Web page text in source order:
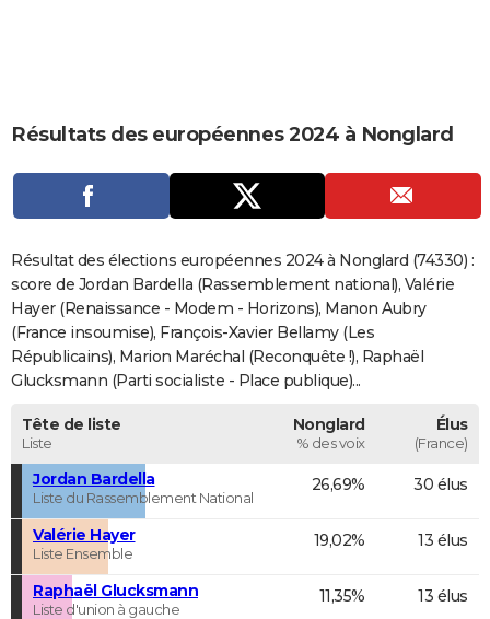
Carte de Noël
Carte Bonne année
Carte Saint-Valentin
Carte Pâques
Carte d'anniversaire
DICTIONNAIRE
COPAINS D'AVANT
S'inscrire
Se connecter
Lycées
Collèges
Primaires
Universités
Entreprises
Service militaire
Avis de recherche
AVIS DE DÉCÈS
FORUM
Bricolage
Lifestyle
Culture
Sport
Auto
Television
Voyage
Cinema
Résultats des européennes 2024 à Nonglard
Résultat des élections européennes 2024 à Nonglard (74330) :
score de Jordan Bardella (Rassemblement national), Valérie
Hayer (Renaissance - Modem - Horizons), Manon Aubry
(France insoumise), François-Xavier Bellamy (Les
Républicains), Marion Maréchal (Reconquête !), Raphaël
Glucksmann (Parti socialiste - Place publique)...
Tête de liste
Liste
Nonglard
% des voix
Élus
(France)
Jordan Bardella
Liste du Rassemblement National
26,69% 30 élus
Valérie Hayer
Liste Ensemble
19,02% 13 élus
Raphaël Glucksmann
Liste d'union à gauche
11,35% 13 élus